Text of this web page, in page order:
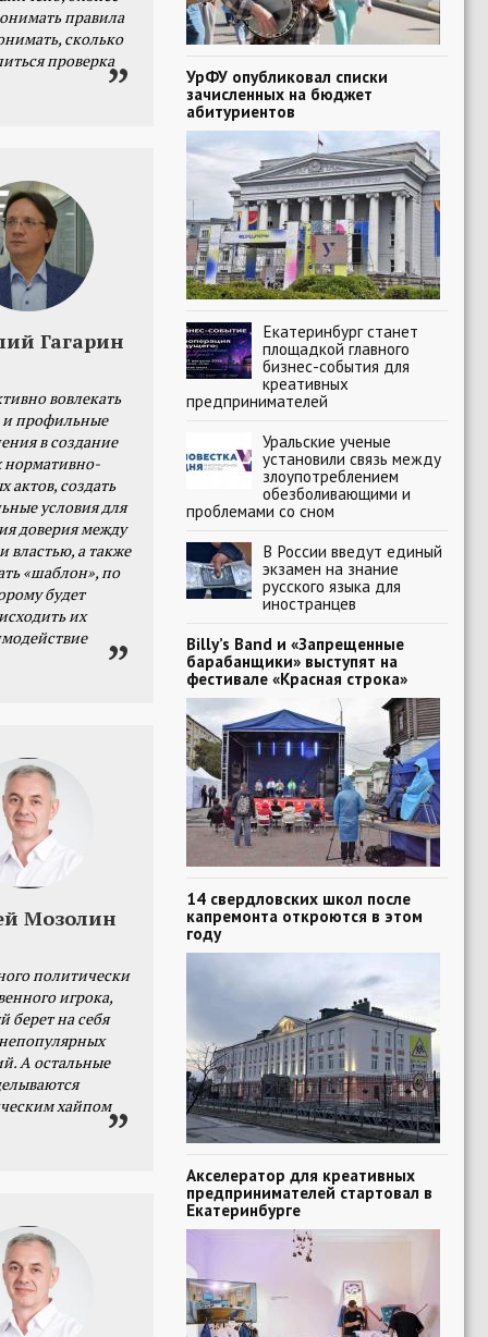
правила
сколько
проверка
Гагарин
вовлекать
и профильные
в создание
нормативно-
актов, создать
условия для
доверия между
властью, а также
«шаблон», по
будет
их
Мозолин
политически
игрока,
берет на себя
А остальные
хайпом
УрФУ опубликовал списки
зачисленных на бюджет
абитуриентов
Екатеринбург станет
площадкой главного
бизнес-события для
креативных
предпринимателей
Уральские ученые
установили связь между
злоупотреблением
обезболивающими и
проблемами со сном
В России введут единый
экзамен на знание
русского языка для
иностранцев
Billy’s Band и «Запрещенные
барабанщики» выступят на
фестивале «Красная строка»
14 свердловских школ после
капремонта откроются в этом
году
Акселератор для креативных
предпринимателей стартовал в
Екатеринбурге